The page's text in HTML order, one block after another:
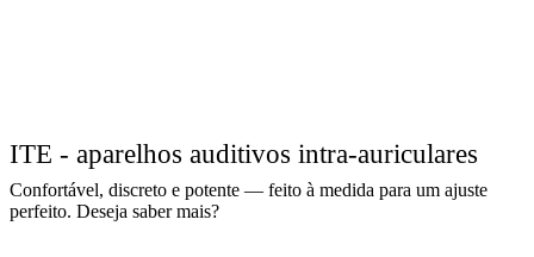
ITE - aparelhos auditivos intra-auriculares
Confortável, discreto e potente — feito à medida para um ajuste
perfeito. Deseja saber mais?